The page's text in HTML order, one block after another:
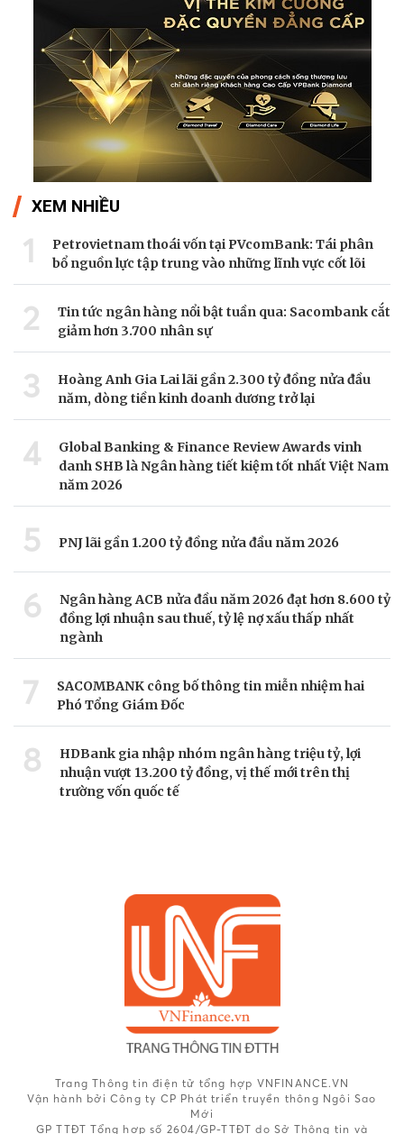
XEM NHIỀU
1
Petrovietnam thoái vốn tại PVcomBank: Tái phân
bổ nguồn lực tập trung vào những lĩnh vực cốt lõi
2
Tin tức ngân hàng nổi bật tuần qua: Sacombank cắt
giảm hơn 3.700 nhân sự
3
Hoàng Anh Gia Lai lãi gần 2.300 tỷ đồng nửa đầu
năm, dòng tiền kinh doanh dương trở lại
4
Global Banking & Finance Review Awards vinh
danh SHB là Ngân hàng tiết kiệm tốt nhất Việt Nam
năm 2026
5 PNJ lãi gần 1.200 tỷ đồng nửa đầu năm 2026
6
Ngân hàng ACB nửa đầu năm 2026 đạt hơn 8.600 tỷ
đồng lợi nhuận sau thuế, tỷ lệ nợ xấu thấp nhất
ngành
7
SACOMBANK công bố thông tin miễn nhiệm hai
Phó Tổng Giám Đốc
8
HDBank gia nhập nhóm ngân hàng triệu tỷ, lợi
nhuận vượt 13.200 tỷ đồng, vị thế mới trên thị
trường vốn quốc tế
Trang Thông tin điện tử tổng hợp VNFINANCE.VN
Vận hành bởi Công ty CP Phát triển truyền thông Ngôi Sao
Mới
GP TTĐT Tổng hợp số 2604/GP-TTĐT do Sở Thông tin và